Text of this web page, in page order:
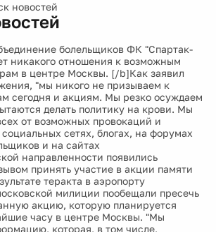
новостей
болельщиков ФК "Спартак-
никакого отношения к возможным
в центре Москвы. [/b]Как заявил
"мы никого не призываем к
сегодня и акциям. Мы резко осуждаем
делать политику на крови. Мы
от возможных провокаций и
сетях, блогах, на форумах
и на сайтах
направленности появились
принять участие в акции памяти
теракта в аэропорту
милиции пообещали пресечь
акцию, которую планируется
часу в центре Москвы. "Мы
которая, в том числе,